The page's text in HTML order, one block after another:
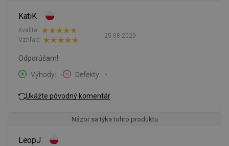
KatiK
25-08-2020
Kvalita:
Vzhľad:
Odporúčam!
Výhody
- Defekty -
Ukážte pôvodný komentár
Názor sa týka tohto produktu
LeopJ